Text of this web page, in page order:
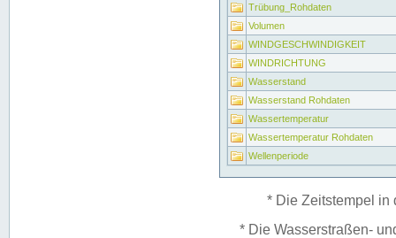
Trübung_Rohdaten
Volumen
WINDGESCHWINDIGKEIT
WINDRICHTUNG
Wasserstand
Wasserstand Rohdaten
Wassertemperatur
Wassertemperatur Rohdaten
Wellenperiode
* Die Zeitstempel in
* Die Wasserstraßen-